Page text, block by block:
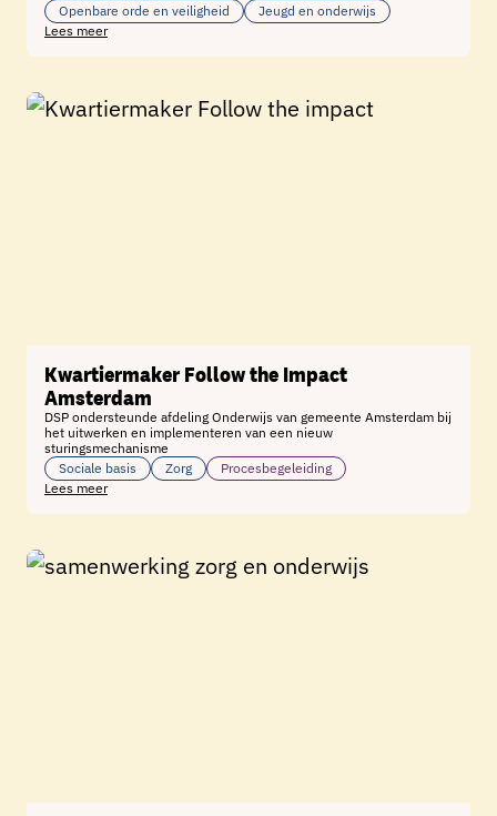
Openbare orde en veiligheid
Jeugd en onderwijs
Lees meer
Kwartiermaker Follow the Impact
Amsterdam
DSP ondersteunde afdeling Onderwijs van gemeente Amsterdam bij
het uitwerken en implementeren van een nieuw
sturingsmechanisme
Sociale basis
Zorg
Procesbegeleiding
Lees meer